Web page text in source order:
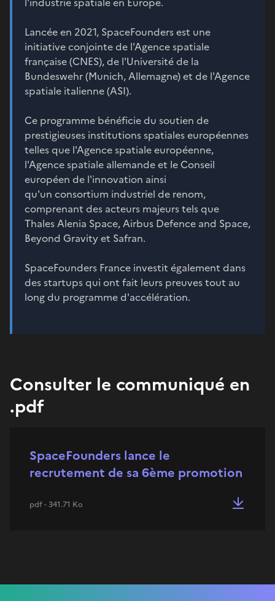
Lancée en 2021, SpaceFounders est une
initiative conjointe de l'Agence spatiale
française (CNES), de l'Université de la
Bundeswehr (Munich, Allemagne) et de l'Agence
spatiale italienne (ASI).
Ce programme bénéficie du soutien de
prestigieuses institutions spatiales européennes
telles que l'Agence spatiale européenne,
l'Agence spatiale allemande et le Conseil
européen de l'innovation ainsi
qu'un consortium industriel de renom,
comprenant des acteurs majeurs tels que
Thales Alenia Space, Airbus Defence and Space,
Beyond Gravity et Safran.
SpaceFounders France investit également dans
des startups qui ont fait leurs preuves tout au
long du programme d'accélération.
Consulter le communiqué en
.pdf
SpaceFounders lance le
recrutement de sa 6ème promotion
pdf - 341.71 Ko